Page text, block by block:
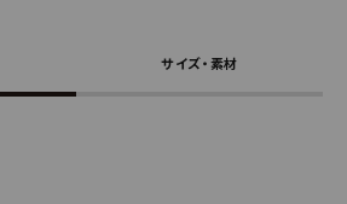
サイズ・素材